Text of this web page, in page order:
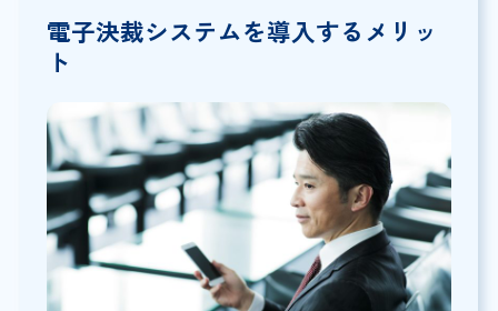
電子決裁システムを導入するメリッ
ト